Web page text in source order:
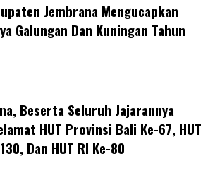
Jembrana Mengucapkan
Galungan Dan Kuningan Tahun
Beserta Seluruh Jajarannya
HUT Provinsi Bali Ke-67, HUT
Dan HUT RI Ke-80